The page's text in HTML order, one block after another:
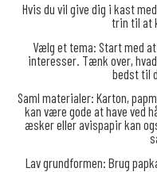
Hvis du vil give dig i kast
trin til at
Vælg et tema: Start med
interesser. Tænk over,
bedst til
Saml materialer: Karton,
kan være gode at have ved
æsker eller avispapir kan
Lav grundformen: Brug